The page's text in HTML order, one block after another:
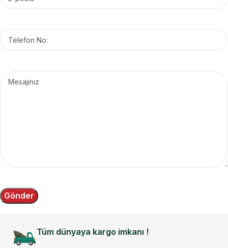
Tüm dünyaya kargo imkanı !